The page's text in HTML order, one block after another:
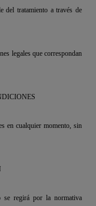
del tratamiento a través de
legales que correspondan
en cualquier momento, sin
regirá por la normativa